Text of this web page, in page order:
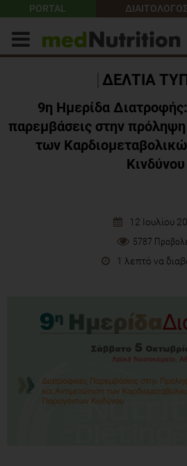
PORTAL ΔΙΑΙΤΟΛΟΓΟΣ
ΔΕΛΤΙΑ
9η Ημερίδα
παρεμβάσεις στην
των
Kινδύνου
12 Ιουλίου
5787
1 λεπτό να